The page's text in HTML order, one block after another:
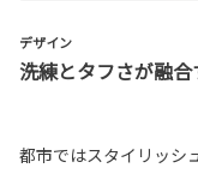
デザイン
洗練とタフさが融合
都市ではスタイリッシ